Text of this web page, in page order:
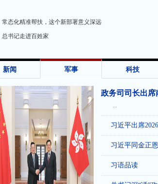
常态化精准帮扶，这个新部署意义深远
总书记走进百姓家
新闻 军事 科技
政务司司长出
习近平出席
习近平同金正
习语品读